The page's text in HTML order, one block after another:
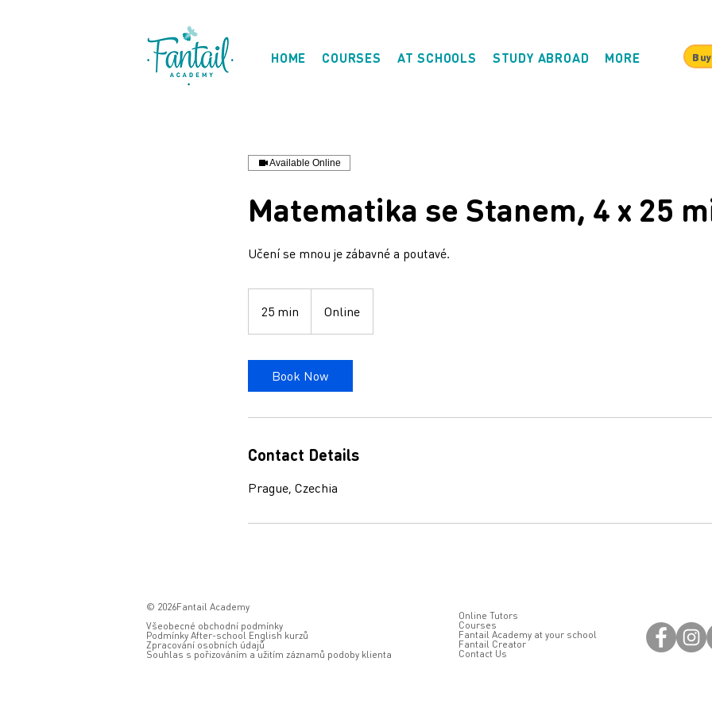
HOME COURSES AT SCHOOLS STUDY ABROAD MORE
Available Online
Matematika se Stanem, 4 x 25
Učení se mnou je zábavné a poutavé.
25 min
5
Online
Book Now
Contact Details
Prague, Czechia
© 2026Fantail Academy
Všeobecné obchodní podmínky
Podmínky After-school English kurzů
Zpracování osobních údajů
Souhlas s pořizováním a užitím záznamů podoby klienta
Online Tutors
Courses
Fantail Academy at your school
Fantail Creator
Contact Us